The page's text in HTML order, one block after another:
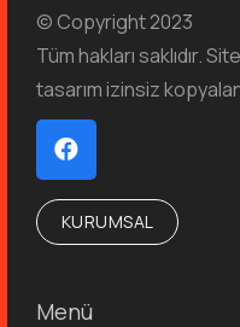
© Copyright 2023
Tüm hakları saklıdır.
tasarım izinsiz
KURUMSAL
Menü